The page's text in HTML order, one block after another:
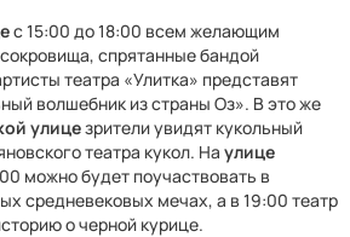
с 15:00 до 18:00 всем желающим
спрятанные бандой
театра «Улитка» представят
волшебник из страны Оз». В это же
улицезрители увидят кукольный
театра кукол. На улице
можно будет поучаствовать в
средневековых мечах, а в 19:00 театр
о черной курице.